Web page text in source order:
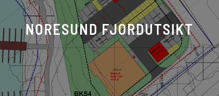
NORESUND FJORDUTSIKT